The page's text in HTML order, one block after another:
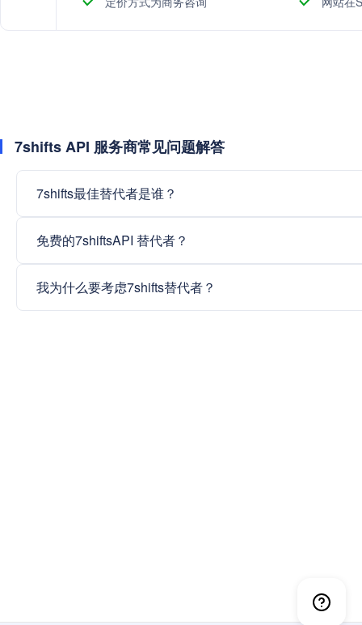
7shifts API 服务商常见问题解答
7shifts最佳替代者是谁？
免费的7shiftsAPI 替代者？
我为什么要考虑7shifts替代者？